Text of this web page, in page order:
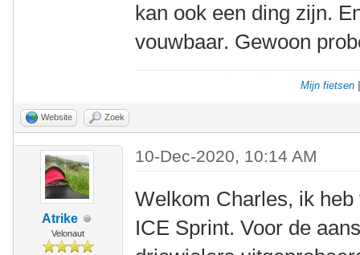
kan ook een ding zijn.
vouwbaar. Gewoon
Mijn fietsen
Website Zoek
Atrike
Velonaut
10-Dec-2020, 10:14 AM
Welkom Charles, ik
ICE Sprint. Voor de